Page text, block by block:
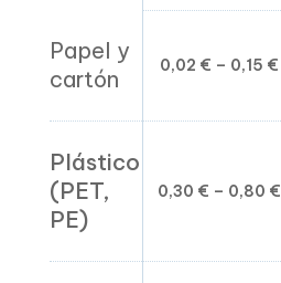
Papel y
cartón
0,02 € – 0,15 €
Plástico
(PET,
PE)
0,30 € – 0,80 €